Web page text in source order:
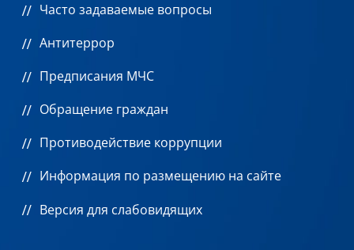
Часто задаваемые вопросы
Антитеррор
Предписания МЧС
Обращение граждан
Противодействие коррупции
Информация по размещению на сайте
Версия для слабовидящих